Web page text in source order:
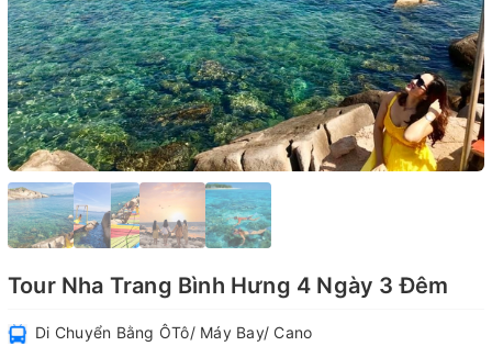
Tour Nha Trang Bình Hưng 4 Ngày 3 Đêm
Di Chuyển Bằng ÔTô/ Máy Bay/ Cano